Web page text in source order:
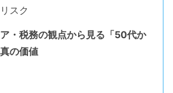
スク
・税務の観点から見る「50代か
の価値